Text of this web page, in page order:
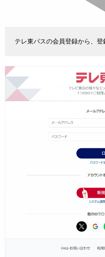
テレ東パスの会員登録から、登